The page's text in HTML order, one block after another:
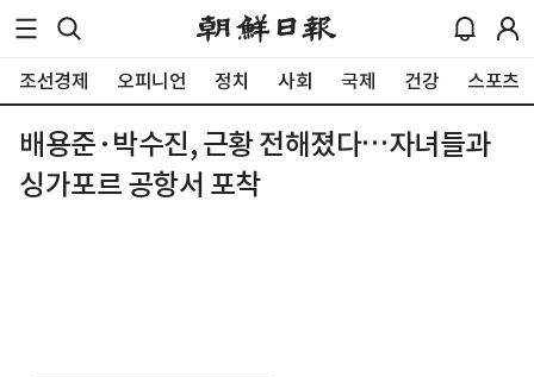
조선경제 오피니언 정치 사회 국제 건강 스포츠
배용준·박수진, 근황 전해졌다…자녀들과
싱가포르 공항서 포착